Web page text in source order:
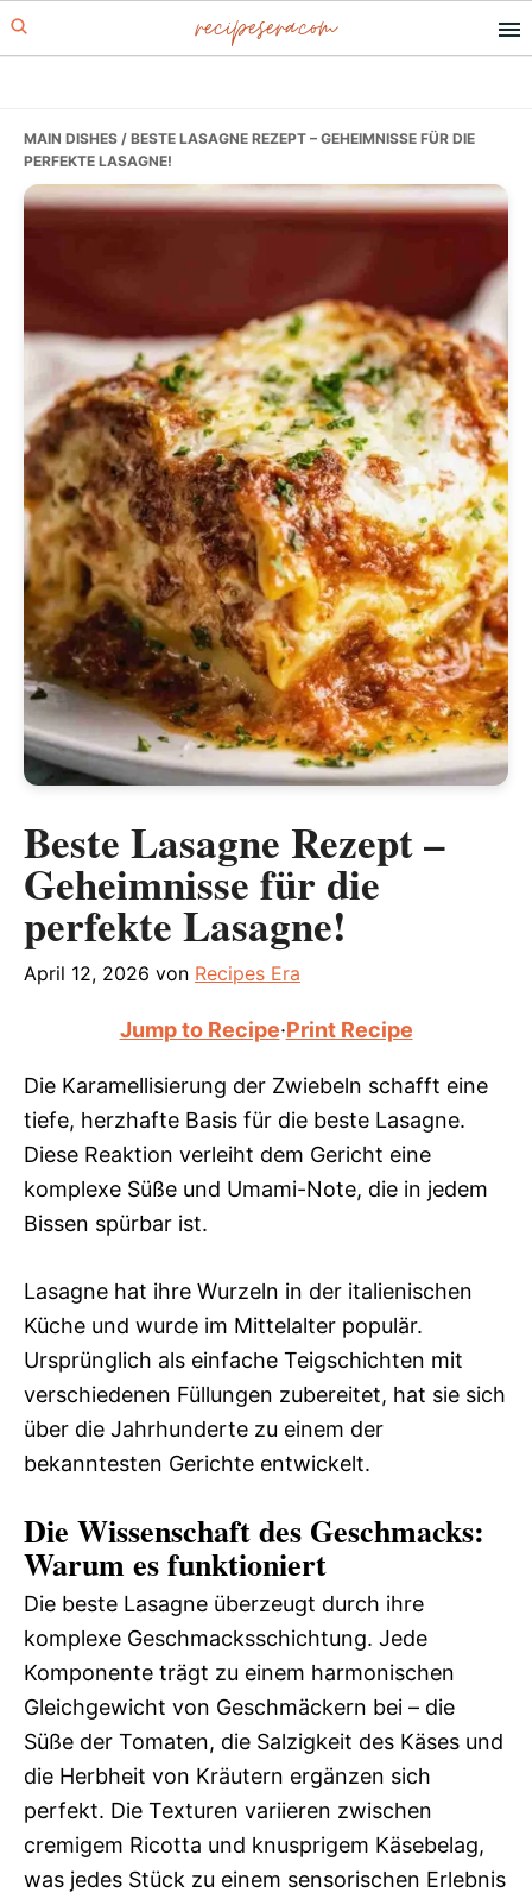
Skip
to
Skip
to
Skip
to
recipesera.com
MAIN DISHES / BESTE LASAGNE REZEPT – GEHEIMNISSE FÜR DIE
PERFEKTE LASAGNE!
Beste Lasagne Rezept –
Geheimnisse für die
perfekte Lasagne!
April 12, 2026 von Recipes Era
Jump to Recipe·Print Recipe
Die Karamellisierung der Zwiebeln schafft eine
tiefe, herzhafte Basis für die beste Lasagne.
Diese Reaktion verleiht dem Gericht eine
komplexe Süße und Umami-Note, die in jedem
Bissen spürbar ist.
Lasagne hat ihre Wurzeln in der italienischen
Küche und wurde im Mittelalter populär.
Ursprünglich als einfache Teigschichten mit
verschiedenen Füllungen zubereitet, hat sie sich
über die Jahrhunderte zu einem der
bekanntesten Gerichte entwickelt.
Die Wissenschaft des Geschmacks:
Warum es funktioniert
Die beste Lasagne überzeugt durch ihre
komplexe Geschmacksschichtung. Jede
Komponente trägt zu einem harmonischen
Gleichgewicht von Geschmäckern bei – die
Süße der Tomaten, die Salzigkeit des Käses und
die Herbheit von Kräutern ergänzen sich
perfekt. Die Texturen variieren zwischen
cremigem Ricotta und knusprigem Käsebelag,
was jedes Stück zu einem sensorischen Erlebnis